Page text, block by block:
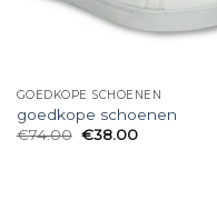
GOEDKOPE SCHOENEN
goedkope schoenen
€74.00 €38.00